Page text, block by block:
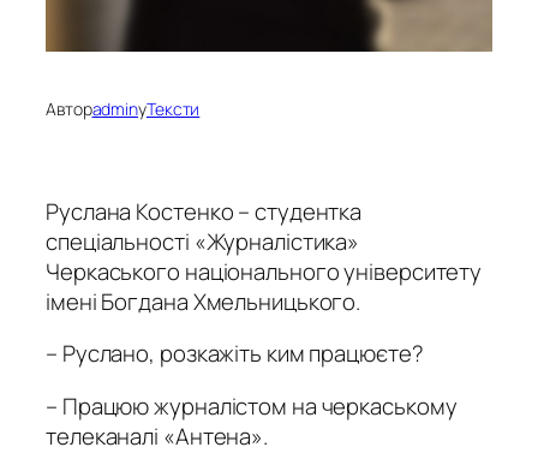
АвторadminуТексти
Руслана Костенко – студентка
спеціальності «Журналістика»
Черкаського національного університету
імені Богдана Хмельницького.
– Руслано, розкажіть ким працюєте?
– Працюю журналістом на черкаському
телеканалі «Антена».